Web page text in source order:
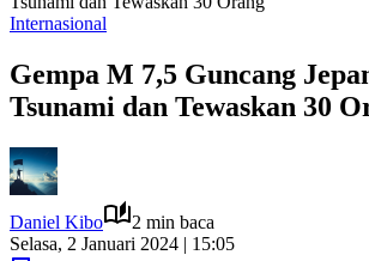
Internasional
Gempa M 7,5 Guncang
Tsunami dan Tewaskan 30
Daniel Kibo
2 min baca
Selasa, 2 Januari 2024 | 15:05